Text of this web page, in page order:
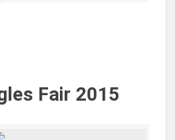
Fair 2015